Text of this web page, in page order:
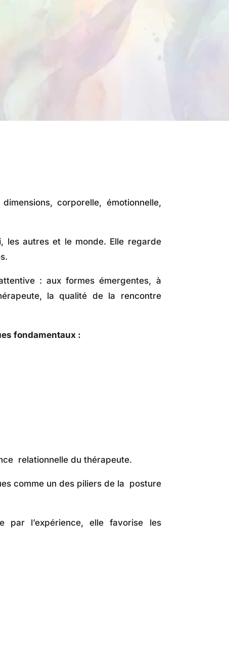
corporelle, émotionnelle,
les autres et le monde. Elle regarde
: aux formes émergentes, à
la qualité de la rencontre
fondamentaux :
relationnelle du thérapeute.
comme un des piliers de la posture
par l’expérience, elle favorise les